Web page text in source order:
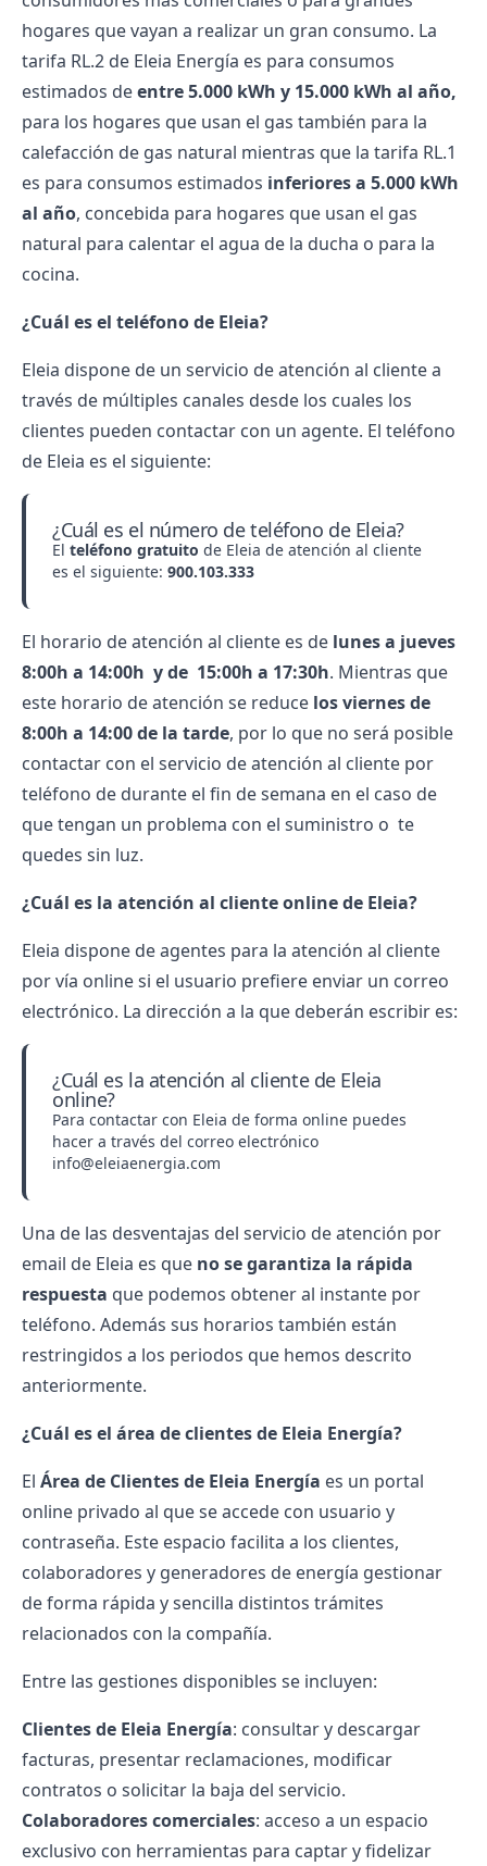
hogares que vayan a realizar un gran consumo. La
tarifa RL.2 de Eleia Energía es para consumos
estimados deentre 5.000 kWh y 15.000 kWh al año,
para los hogares que usan el gas también para la
calefacción de gas natural mientras que la tarifa RL.1
es para consumos estimados inferiores a 5.000 kWh
al año, concebida para hogares que usan el gas
natural para calentar el agua de la ducha o para la
cocina.
¿Cuál es el teléfono de Eleia?
Eleia dispone de un servicio de atención al cliente a
través de múltiples canales desde los cuales los
clientes pueden contactar con un agente. El teléfono
de Eleia es el siguiente:
¿Cuál es el número de teléfono de Eleia?
El teléfono gratuito de Eleia de atención al cliente
es el siguiente: 900.103.333
El horario de atención al cliente es de lunes a jueves
8:00h a 14:00h y de 15:00h a 17:30h. Mientras que
este horario de atención se reduce los viernes de
8:00h a 14:00 de la tarde, por lo que no será posible
contactar con el servicio de atención al cliente por
teléfono de durante el fin de semana en el caso de
que tengan un problema con el suministro o te
quedes sin luz.
¿Cuál es la atención al cliente online de Eleia?
Eleia dispone de agentes para la atención al cliente
por vía online si el usuario prefiere enviar un correo
electrónico. La dirección a la que deberán escribir es:
¿Cuál es la atención al cliente de Eleia
online?
Para contactar con Eleia de forma online puedes
hacer a través del correo electrónico
info@eleiaenergia.com
Una de las desventajas del servicio de atención por
email de Eleia es que no se garantiza la rápida
respuesta que podemos obtener al instante por
teléfono. Además sus horarios también están
restringidos a los periodos que hemos descrito
anteriormente.
¿Cuál es el área de clientes de Eleia Energía?
El Área de Clientes de Eleia Energía es un portal
online privado al que se accede con usuario y
contraseña. Este espacio facilita a los clientes,
colaboradores y generadores de energía gestionar
de forma rápida y sencilla distintos trámites
relacionados con la compañía.
Entre las gestiones disponibles se incluyen:
Clientes de Eleia Energía: consultar y descargar
facturas, presentar reclamaciones, modificar
contratos o solicitar la baja del servicio.
Colaboradores comerciales: acceso a un espacio
exclusivo con herramientas para captar y fidelizar